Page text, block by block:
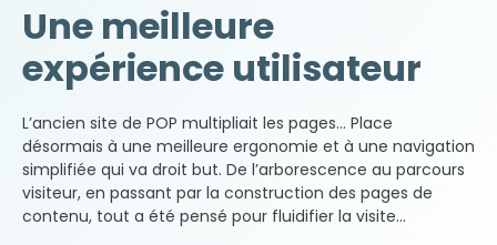
Une meilleure
expérience utilisateur
L’ancien site de POP multipliait les pages… Place
désormais à une meilleure ergonomie et à une navigation
simplifiée qui va droit but. De l’arborescence au parcours
visiteur, en passant par la construction des pages de
contenu, tout a été pensé pour fluidifier la visite…